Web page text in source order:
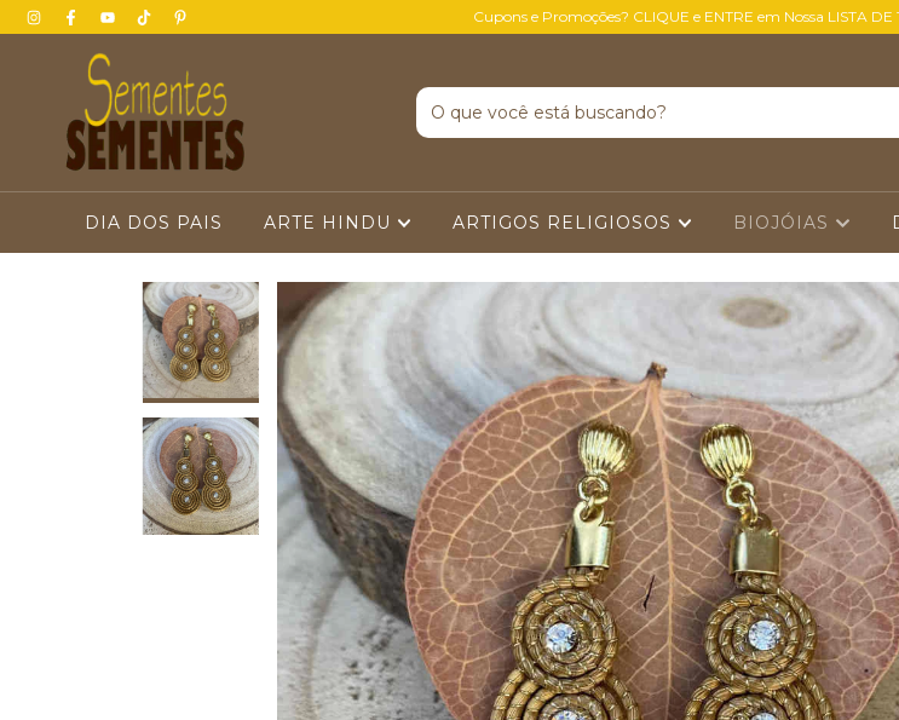
Cupons e Promoções? CLIQUE e ENTRE em Nossa LISTA
DIA DOS PAIS ARTE HINDU ARTIGOS RELIGIOSOS BIOJÓIAS